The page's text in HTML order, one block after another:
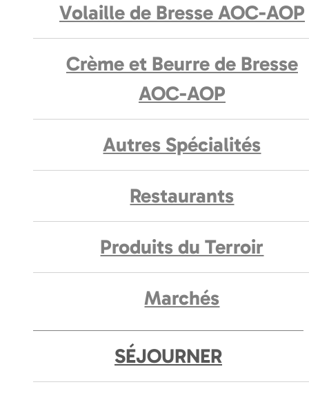
Volaille de Bresse AOC-AOP
Crème et Beurre de Bresse
AOC-AOP
Autres Spécialités
Restaurants
Produits du Terroir
Marchés
SÉJOURNER